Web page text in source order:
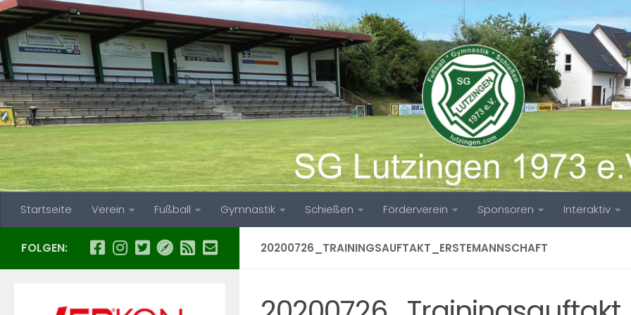
Zum Inhalt springen
Startseite Verein Fußball Gymnastik Schießen Förderverein Sponsoren Interaktiv
20200726_TRAININGSAUFTAKT_ERSTEMANNSCHAFT
FOLGEN: